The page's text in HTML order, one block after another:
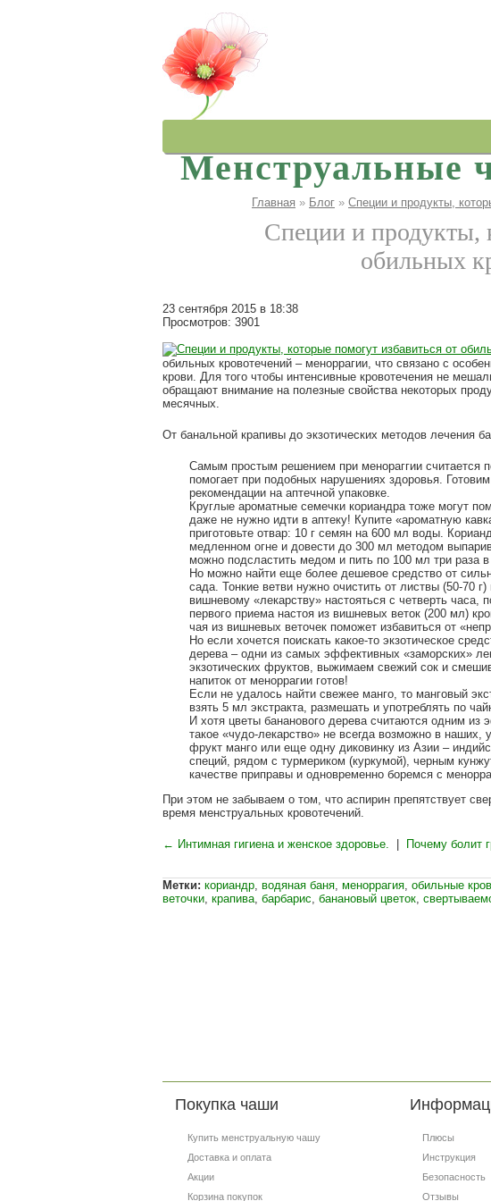
Менструальные
Главная » Блог » Специи и продукты,
Специи и продукты,
обильных
23 сентября 2015 в 18:38
Просмотров: 3901
обильных кровотечений – меноррагии, что связано с
крови. Для того чтобы интенсивные кровотечения не
обращают внимание на полезные свойства некоторых
месячных.
От банальной крапивы до экзотических методов лечения
Самым простым решением при менораггии считается
помогает при подобных нарушениях здоровья.
рекомендации на аптечной упаковке.
Круглые ароматные семечки кориандра тоже могут
даже не нужно идти в аптеку! Купите «ароматную
приготовьте отвар: 10 г семян на 600 мл воды.
медленном огне и довести до 300 мл методом
можно подсластить медом и пить по 100 мл три раза
Но можно найти еще более дешевое средство от
сада. Тонкие ветви нужно очистить от листвы (50-70
вишневому «лекарству» настояться с четверть часа,
первого приема настоя из вишневых веток (200 мл)
чая из вишневых веточек поможет избавиться от
Но если хочется поискать какое-то экзотическое
дерева – одни из самых эффективных «заморских»
экзотических фруктов, выжимаем свежий сок и
напиток от меноррагии готов!
Если не удалось найти свежее манго, то манговый
взять 5 мл экстракта, размешать и употреблять по
И хотя цветы бананового дерева считаются одним из
такое «чудо-лекарство» не всегда возможно в
фрукт манго или еще одну диковинку из Азии –
специй, рядом с турмериком (куркумой), черным
качестве приправы и одновременно боремся с
При этом не забываем о том, что аспирин препятствует
время менструальных кровотечений.
← Интимная гигиена и женское здоровье. Почему болит
Метки: кориандр, водяная баня, меноррагия, обильные
веточки, крапива, барбарис, банановый цветок,
Покупка чаши
Купить менструальную чашу
Доставка и оплата
Акции
Корзина покупок
Плюсы
Инструкция
Безопасность
Отзывы